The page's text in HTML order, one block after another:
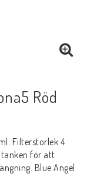
Röd
Filterstorlek 4
för att
Blue Angel